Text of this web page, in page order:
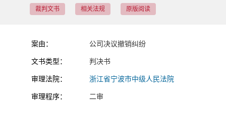
裁判文书 相关法规 原版阅读
案由： 公司决议撤销纠纷
文书类型： 判决书
审理法院： 浙江省宁波市中级人民法院
审理程序： 二审